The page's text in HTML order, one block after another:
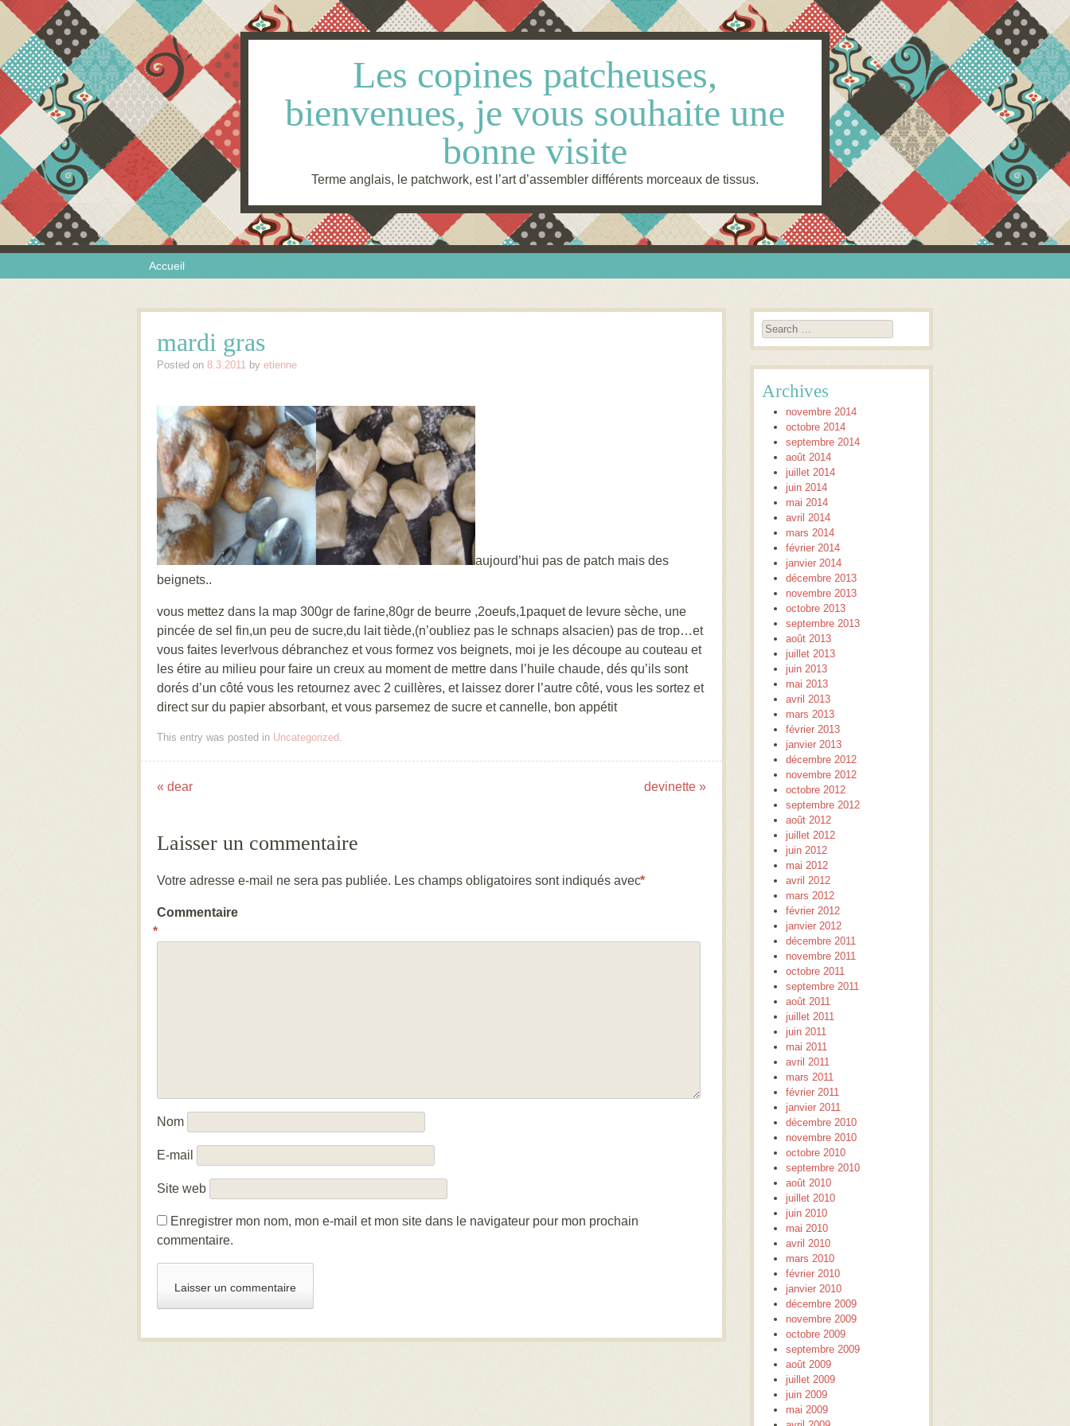
Les copines patcheuses,
bienvenues, je vous souhaite une
bonne visite
Terme anglais, le patchwork, est l’art d’assembler différents morceaux de tissus.
Menu Accueil
mardi gras
Posted on 8.3.2011 by etienne
aujourd’hui pas de patch mais des
beignets..
vous mettez dans la map 300gr de farine,80gr de beurre ,2oeufs,1paquet de levure sèche, une
pincée de sel fin,un peu de sucre,du lait tiède,(n’oubliez pas le schnaps alsacien) pas de trop…et
vous faites lever!vous débranchez et vous formez vos beignets, moi je les découpe au couteau et
les étire au milieu pour faire un creux au moment de mettre dans l’huile chaude, dés qu’ils sont
dorés d’un côté vous les retournez avec 2 cuillères, et laissez dorer l’autre côté, vous les sortez et
direct sur du papier absorbant, et vous parsemez de sucre et cannelle, bon appétit
This entry was posted in Uncategorized .
Post navigation
« dear devinette »
Laisser un commentaire
Votre adresse e-mail ne sera pas publiée. Les champs obligatoires sont indiqués avec*
Commentaire
*
Nom
E-mail
Site web
Enregistrer mon nom, mon e-mail et mon site dans le navigateur pour mon prochain
commentaire.
Search
Archives
novembre 2014
octobre 2014
septembre 2014
août 2014
juillet 2014
juin 2014
mai 2014
avril 2014
mars 2014
février 2014
janvier 2014
décembre 2013
novembre 2013
octobre 2013
septembre 2013
août 2013
juillet 2013
juin 2013
mai 2013
avril 2013
mars 2013
février 2013
janvier 2013
décembre 2012
novembre 2012
octobre 2012
septembre 2012
août 2012
juillet 2012
juin 2012
mai 2012
avril 2012
mars 2012
février 2012
janvier 2012
décembre 2011
novembre 2011
octobre 2011
septembre 2011
août 2011
juillet 2011
juin 2011
mai 2011
avril 2011
mars 2011
février 2011
janvier 2011
décembre 2010
novembre 2010
octobre 2010
septembre 2010
août 2010
juillet 2010
juin 2010
mai 2010
avril 2010
mars 2010
février 2010
janvier 2010
décembre 2009
novembre 2009
octobre 2009
septembre 2009
août 2009
juillet 2009
juin 2009
mai 2009